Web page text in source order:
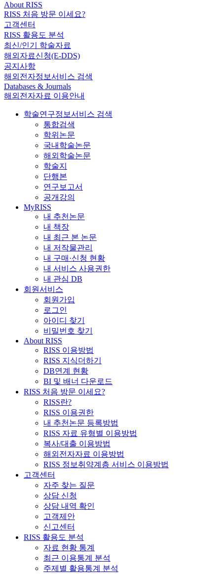
About RISS
RISS 처음 방문 이세요?
고객센터
RISS 활용도 분석
최신/인기 학술자료
해외자료신청(E-DDS)
공지사항
해외전자정보서비스 검색
Databases & Journals
해외전자자료 이용안내
학술연구정보서비스 검색
통합검색
학위논문
국내학술논문
해외학술논문
학술지
단행본
연구보고서
공개강의
MyRISS
내 추천논문
내 책장
내 최근 본 논문
내 저작물관리
내 구매·신청 현황
내 서비스 사용권한
내 관심 DB
회원서비스
회원가입
로그인
아이디 찾기
비밀번호 찾기
About RISS
RISS 이용방법
RISS 지식더하기
DB연계 현황
BI 및 배너 다운로드
RISS 처음 방문 이세요?
RISS란?
RISS 이용권한
내 추천논문 등록방법
RISS 자료 유형별 이용방법
복사/대출 이용방법
해외전자자료 이용방법
RISS 정보취약계층 서비스 이용방법
고객센터
자주 찾는 질문
상담 신청
상담 내역 확인
고객제안
신고센터
RISS 활용도 분석
자료 현황 통계
최근 이용통계 분석
주제별 활용통계 분석